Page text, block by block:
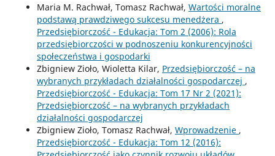
Maria M. Rachwał, Tomasz Rachwał, Wartości moralne
podstawą prawdziwego sukcesu menedżera ,
Przedsiębiorczość - Edukacja: Tom 2 (2006): Rola
przedsiębiorczości w podnoszeniu konkurencyjności
społeczeństwa i gospodarki
Zbigniew Zioło, Wioletta Kilar, Przedsiębiorczość – na
wybranych przykładach działalności gospodarczej ,
Przedsiębiorczość - Edukacja: Tom 17 Nr 2 (2021):
Przedsiębiorczość – na wybranych przykładach
działalności gospodarczej
Zbigniew Zioło, Tomasz Rachwał, Wprowadzenie ,
Przedsiębiorczość - Edukacja: Tom 12 (2016):